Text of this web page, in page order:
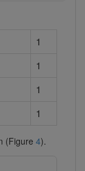
1
1
1
1
(Figure 4).